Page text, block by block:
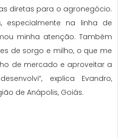
diretas para o agronegócio.
especialmente na linha de
minha atenção. Também
de sorgo e milho, o que me
de mercado e aproveitar a
explica Evandro,
de Anápolis, Goiás.